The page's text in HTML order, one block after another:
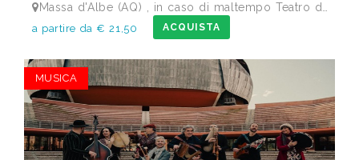
Massa d'Albe (AQ) , in caso di maltempo Teatro dei Marsi Avezzano AQ - Anfiteatro Romano di Alba Fucens
a partire da € 21,50 ACQUISTA
MUSICA